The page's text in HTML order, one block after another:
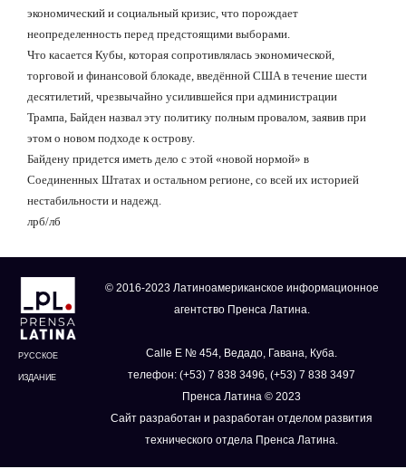
экономический и социальный кризис, что порождает
неопределенность перед предстоящими выборами.
Что касается Кубы, которая сопротивлялась экономической,
торговой и финансовой блокаде, введённой США в течение шести
десятилетий, чрезвычайно усилившейся при администрации
Трампа, Байден назвал эту политику полным провалом, заявив при
этом о новом подходе к острову.
Байдену придется иметь дело с этой «новой нормой» в
Соединенных Штатах и остальном регионе, со всей их историей
нестабильности и надежд.
лрб/лб
РУССКОЕ
ИЗДАНИЕ
© 2016-2023 Латиноамериканское информационное
агентство Пренса Латина.
Calle E № 454, Ведадо, Гавана, Куба.
телефон: (+53) 7 838 3496, (+53) 7 838 3497
Пренса Латина © 2023
Сайт разработан и разработан отделом развития
технического отдела Пренса Латина.